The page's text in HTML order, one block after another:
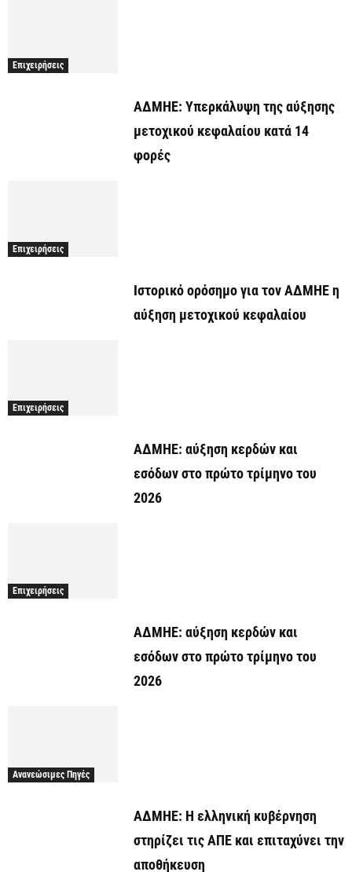
Επιχειρήσεις
ΑΔΜΗΕ: Υπερκάλυψη της αύξησης
μετοχικού κεφαλαίου κατά 14
φορές
Επιχειρήσεις
Ιστορικό ορόσημο για τον ΑΔΜΗΕ η
αύξηση μετοχικού κεφαλαίου
Επιχειρήσεις
ΑΔΜΗΕ: αύξηση κερδών και
εσόδων στο πρώτο τρίμηνο του
2026
Επιχειρήσεις
ΑΔΜΗΕ: αύξηση κερδών και
εσόδων στο πρώτο τρίμηνο του
2026
Ανανεώσιμες Πηγές
ΑΔΜΗΕ: Η ελληνική κυβέρνηση
στηρίζει τις ΑΠΕ και επιταχύνει την
αποθήκευση